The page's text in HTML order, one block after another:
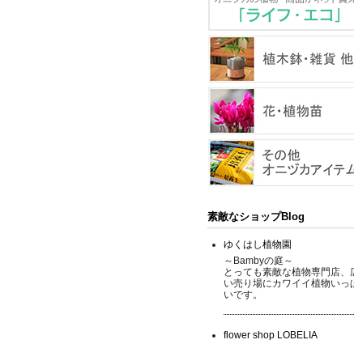
素敵なショップBlog
ゆくはし植物園
～Bambyの庭～
とっても素敵な植物専門店、
い売り場にカワイイ植物いっ
いです。
flower shop LOBELIA